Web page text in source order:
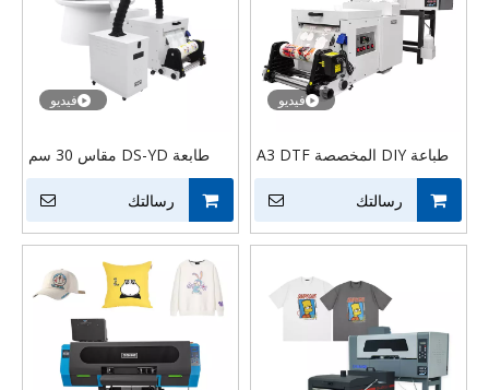
فيديو
طابعة DS-YD مقاس 30 سم
مزدوجة I1600 DTF | آلة
طباعة تي شيرت فيلم PET
مقاس A3
رسالتك
فيديو
طباعة DIY المخصصة A3 DTF
الطابعة لغطاء القميص مع الفرن
رسالتك